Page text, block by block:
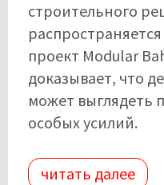
строительного
проект Modular
доказывает, что
может выглядеть
особых усилий.
читать далее